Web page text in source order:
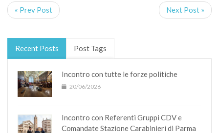
« Prev Post Next Post »
Recent Posts Post Tags
Incontro con tutte le forze politiche
20/06/2026
Incontro con Referenti Gruppi CDV e
Comandate Stazione Carabinieri di Parma